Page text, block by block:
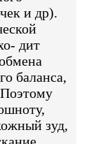
и др).
дит
баланса,
зуд,